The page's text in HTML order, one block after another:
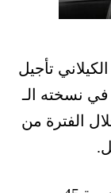
تأجيل
في نسخته الـ
الفترة من